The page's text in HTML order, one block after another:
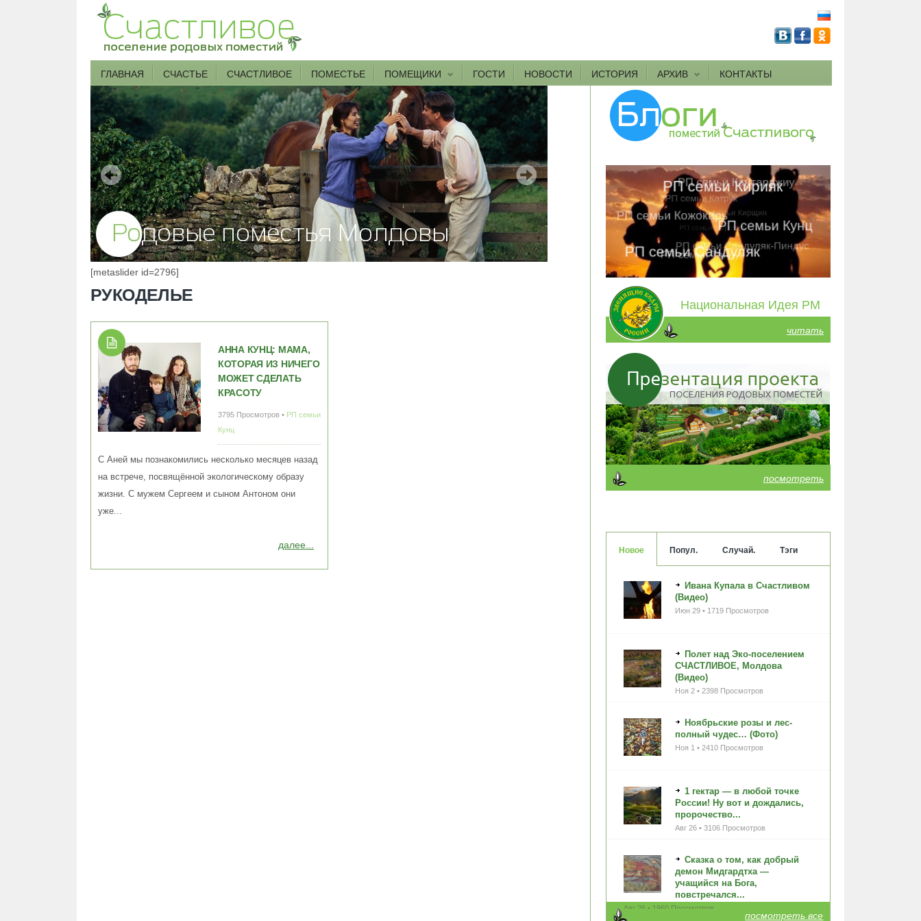
ГЛАВНАЯ СЧАСТЬЕ СЧАСТЛИВОЕ ПОМЕСТЬЕ ПОМЕЩИКИ ГОСТИ НОВОСТИ ИСТОРИЯ АРХИВ КОНТАКТЫ
[metaslider id=2796]
РУКОДЕЛЬЕ
АННА КУНЦ: МАМА,
КОТОРАЯ ИЗ НИЧЕГО
МОЖЕТ СДЕЛАТЬ
КРАСОТУ
3795 Просмотров • РП семьи
Кунц
далее...
С Аней мы познакомились несколько месяцев назад
на встрече, посвящённой экологическому образу
жизни. С мужем Сергеем и сыном Антоном они
уже...
Национальная Идея РМ
читать
посмотреть
Новое Попул. Случай. Тэги
Ивана Купала в Счастливом
(Видео)
Июн 29 • 1719 Просмотров
Полет над Эко-поселением
СЧАСТЛИВОЕ, Молдова
(Видео)
Ноя 2 • 2398 Просмотров
Ноябрьские розы и лес-
полный чудес… (Фото)
Ноя 1 • 2410 Просмотров
1 гектар — в любой точке
России! Ну вот и дождались,
пророчество...
Авг 26 • 3106 Просмотров
Сказка о том, как добрый
демон Мидгардтха —
учащийся на Бога,
повстречался...
Авг 26 • 1960 Просмотров
посмотреть все